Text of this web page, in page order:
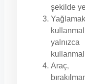
şekilde
Araç,